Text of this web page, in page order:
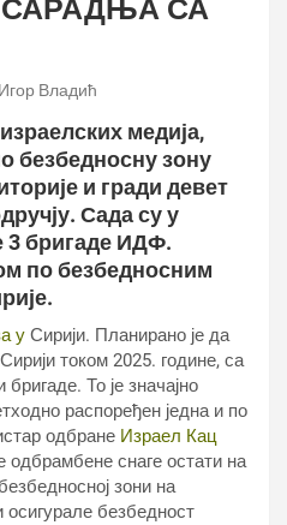
САРАДЊА СА
Игор Владић
медија,
безбедносну зону
и гради девет
Сада су у
3 бригаде ИДФ.
по безбедносним
у Сирији. Планирано је да
током 2025. године, са
То је значајно
распоређен једна и по
одбране Израел Кац
одбрамбене снаге остати на
зони на
безбедност